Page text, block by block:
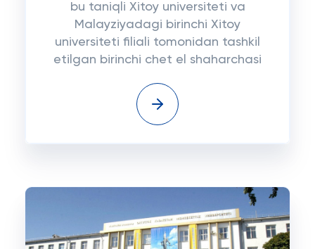
bu taniqli Xitoy universiteti va
Malayziyadagi birinchi Xitoy
universiteti filiali tomonidan tashkil
etilgan birinchi chet el shaharchasi